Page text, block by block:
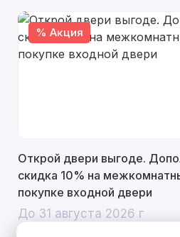
% Акция
Открой двери выгоде.
скидка 10% на
покупке входной двери
До 31 августа 2026 г